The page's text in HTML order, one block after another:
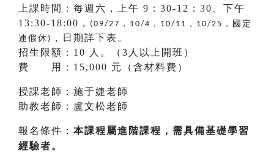
上課時間：每週六，上午 9：30-12：30、下午
13:30-18:00，
(09/27 ， 10/4 ， 10/11 ， 10/25 ，國定
連假休 ) ，日期詳下表。
招生限額：10 人。（3人以上開班）
費 用：15,000 元（含材料費）
授課老師：施于婕老師
助教老師：盧文松老師
報名條件： 本課程屬進階課程，需具備基礎學習
經驗者。